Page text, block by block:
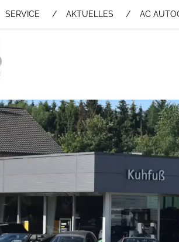
SERVICE AKTUELLES AC